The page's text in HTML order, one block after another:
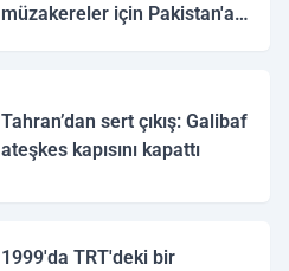
müzakereler için Pakistan'a
Tahran’dan sert çıkış: Galibaf
ateşkes kapısını kapattı
1999'da TRT'deki bir